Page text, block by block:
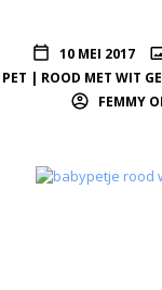
10 MEI 2017
PET | ROOD MET WIT
FEMMY